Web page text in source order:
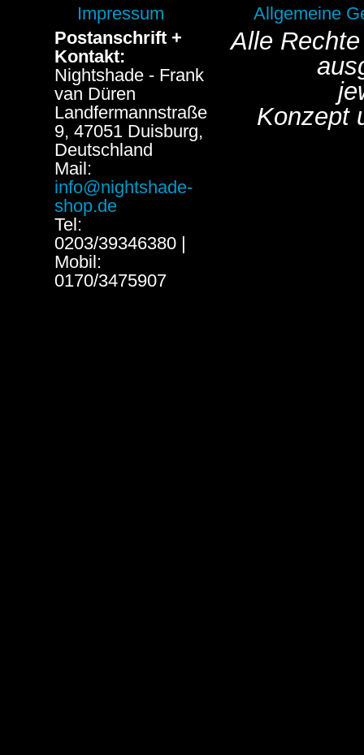
Impressum
Allgemeine
Postanschrift +
Kontakt:
Nightshade - Frank
van Düren
Landfermannstraße
9, 47051 Duisburg,
Deutschland
Mail:
info@nightshade-
shop.de
Tel:
0203/39346380 |
Mobil:
0170/3475907
Alle
Konzept